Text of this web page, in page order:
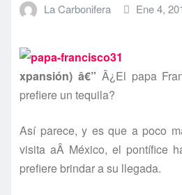
La Carbonifera Ene 4,
xpansión) â€” Â¿El papa
prefiere un tequila?
Así­ parece, y es que a poco
visita aÂ México, el pontí­fice
prefiere brindar a su llegada.